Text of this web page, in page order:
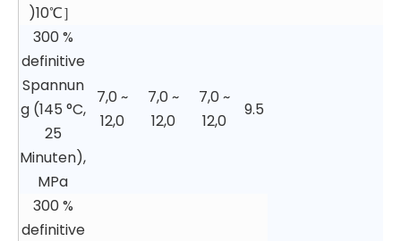
)10℃］
300 %
definitive
Spannun
g (145 °C,
25
Minuten),
MPa
7,0 ~
12,0
7,0 ~
12,0
7,0 ~
12,0
9.5
300 %
definitive